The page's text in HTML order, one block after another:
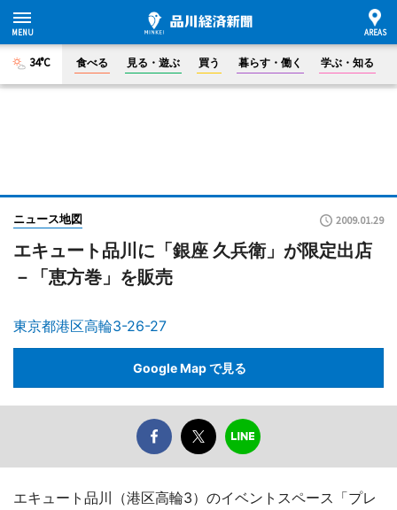
34°C 食べる 見る・遊ぶ 買う 暮らす・働く 学ぶ・知る
ニュース地図 2009.01.29
エキュート品川に「銀座 久兵衛」が限定出店
－「恵方巻」を販売
東京都港区高輪3-26-27
Google Map で見る
エキュート品川（港区高輪3）のイベントスペース「プレ